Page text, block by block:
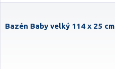
Bazén Baby velký 114 x 25 cm